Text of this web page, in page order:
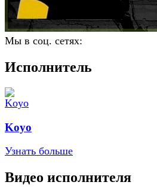
Мы в соц. сетях:
Исполнитель
Koyo
Узнать больше
Видео исполнителя